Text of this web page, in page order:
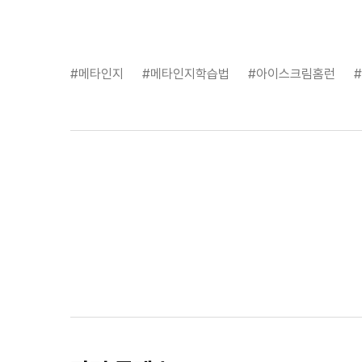
#메타인지 #메타인지학습법 #아이스크림홈런